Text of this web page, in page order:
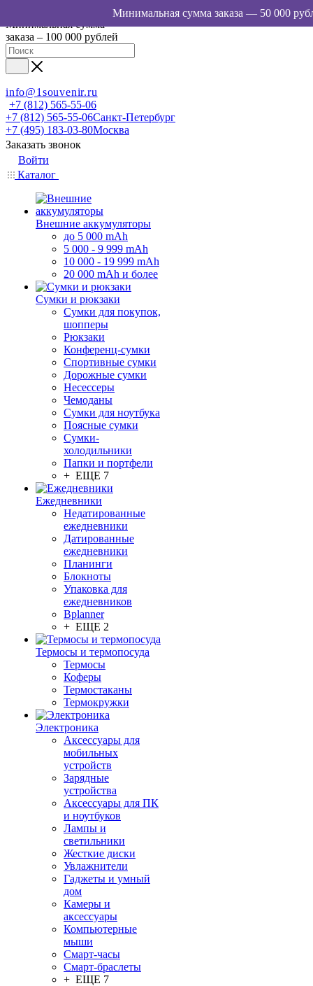
Минимальная сумма
заказа – 100 000 рублей
info@1souvenir.ru
+7 (812) 565-55-06
+7 (812) 565-55-06Санкт-Петербург
+7 (495) 183-03-80Москва
Заказать звонок
Войти
Каталог
Внешние аккумуляторы
до 5 000 mAh
5 000 - 9 999 mAh
10 000 - 19 999 mAh
20 000 mAh и более
Сумки и рюкзаки
Сумки для покупок,
шопперы
Рюкзаки
Конференц-сумки
Спортивные сумки
Дорожные сумки
Несессеры
Чемоданы
Сумки для ноутбука
Поясные сумки
Сумки-
холодильники
Папки и портфели
+ ЕЩЕ 7
Ежедневники
Недатированные
ежедневники
Датированные
ежедневники
Планинги
Блокноты
Упаковка для
ежедневников
Bplanner
+ ЕЩЕ 2
Термосы и термопосуда
Термосы
Коферы
Термостаканы
Термокружки
Электроника
Аксессуары для
мобильных
устройств
Зарядные
устройства
Аксессуары для ПК
и ноутбуков
Лампы и
светильники
Жесткие диски
Увлажнители
Гаджеты и умный
дом
Камеры и
аксессуары
Компьютерные
мыши
Смарт-часы
Смарт-браслеты
+ ЕЩЕ 7